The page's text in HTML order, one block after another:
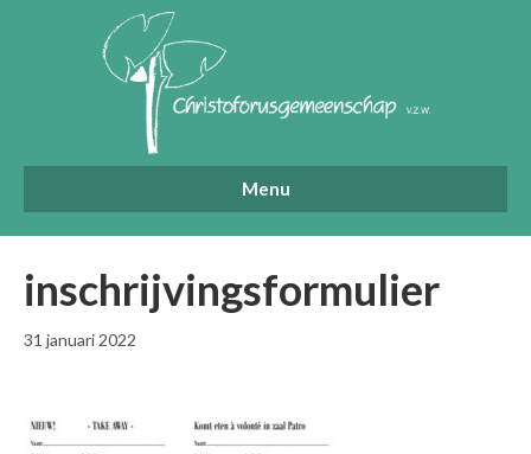
Menu
inschrijvingsformulier
31 januari 2022